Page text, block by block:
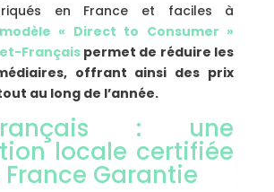
en France et faciles à
modèle « Direct to Consumer »
Françaispermet de réduire les
offrant ainsi des prix
au long de l’année.
: une
locale certifiée
Garantie